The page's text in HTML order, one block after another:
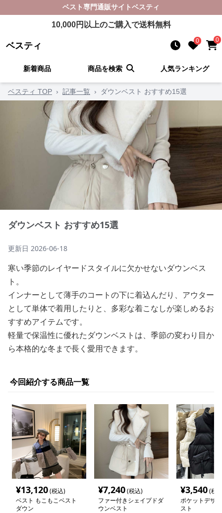
ベスト専門通販サイトベスティ
10,000円以上のご購入で送料無料
ベスティ 0 0
新着商品 商品を検索 人気ランキング
ベスティ TOP › 記事一覧 › ダウンベスト おすすめ15選
ダウンベスト おすすめ15選
更新日 2026-06-18
寒い季節のレイヤードスタイルに欠かせないダウンベス
ト。
インナーとして薄手のコートの下に着込んだり、アウター
として単体で着用したりと、多彩な着こなしが楽しめるお
すすめアイテムです。
軽量で保温性に優れたダウンベストは、季節の変わり目か
ら本格的な冬まで長く愛用できます。
今回紹介する商品一覧
¥13,120(税込)
ベスト もこもこベスト
ダウン
¥7,240(税込)
ファー付きシェイプドダ
ウンベスト
¥3,540(税
ポケットデザ
スト